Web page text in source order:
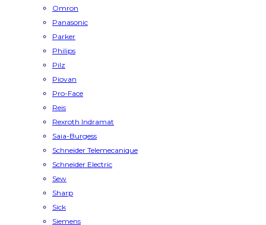
Omron
Panasonic
Parker
Philips
Pilz
Piovan
Pro-Face
Reis
Rexroth Indramat
Saia-Burgess
Schneider Telemecanique
Schneider Electric
Sew
Sharp
Sick
Siemens